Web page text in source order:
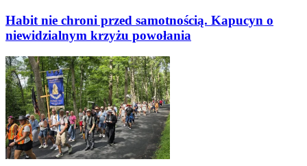
Habit nie chroni przed samotnością. Kapucyn o
niewidzialnym krzyżu powołania